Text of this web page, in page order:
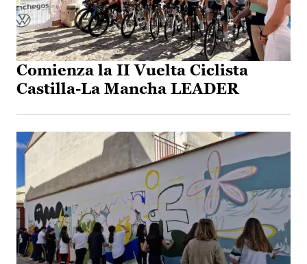
Comienza la II Vuelta Ciclista
Castilla-La Mancha LEADER